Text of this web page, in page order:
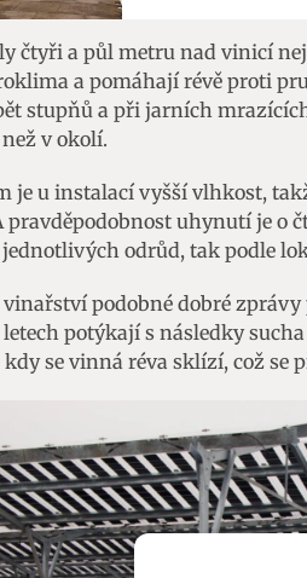
čtyři a půl metru nad vinicí
a pomáhají révě proti
stupňů a při jarních
v okolí.
je u instalací vyšší vlhkost,
pravděpodobnost uhynutí je o
odrůd, tak podle
vinařství podobné dobré
potýkají s následky
kdy se vinná réva sklízí, což se